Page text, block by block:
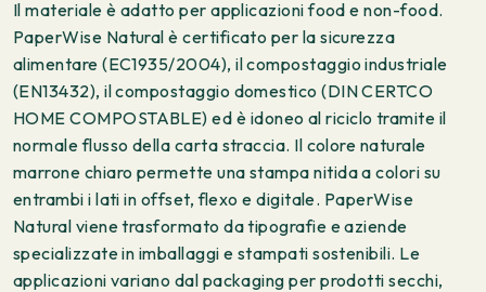
Il materiale è adatto per applicazioni food e non-food.
PaperWise Natural è certificato per la sicurezza
alimentare (EC1935/2004), il compostaggio industriale
(EN13432), il compostaggio domestico (DIN CERTCO
HOME COMPOSTABLE) ed è idoneo al riciclo tramite il
normale flusso della carta straccia. Il colore naturale
marrone chiaro permette una stampa nitida a colori su
entrambi i lati in offset, flexo e digitale. PaperWise
Natural viene trasformato da tipografie e aziende
specializzate in imballaggi e stampati sostenibili. Le
applicazioni variano dal packaging per prodotti secchi,